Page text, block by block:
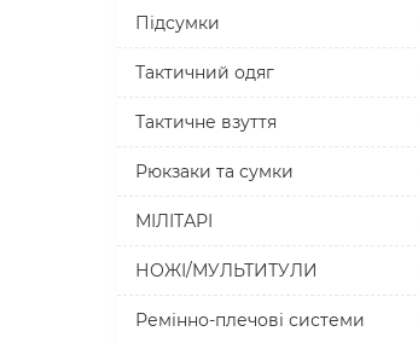
Підсумки
Тактичний одяг
Тактичне взуття
Рюкзаки та сумки
МІЛІТАРІ
НОЖІ/МУЛЬТИТУЛИ
Ремінно-плечові системи
Піксель
Gen. 4
Gen. 6
МАТЕРІАЛ
КЕРАМІКА AL203 +